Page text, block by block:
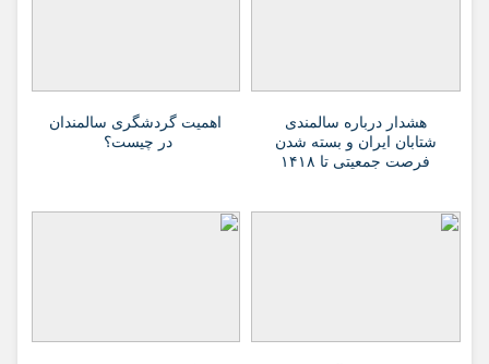
هشدار درباره سالمندی
شتابان ایران و بسته شدن
فرصت جمعیتی تا ۱۴۱۸
اهمیت گردشگری سالمندان
در چیست؟